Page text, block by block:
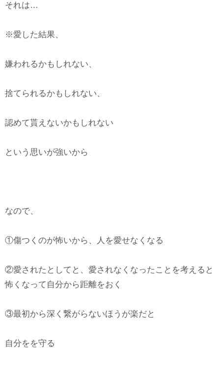
それは…
※愛した結果、
嫌われるかもしれない、
捨てられるかもしれない、
認めて貰えないかもしれない
という思いが強いから
なので、
①傷つくのが怖いから、人を愛せなくなる
②愛されたとしてと、愛されなくなったことを考えると
怖くなって自分から距離をおく
③最初から深く繋がらないほうが楽だと
自分をを守る